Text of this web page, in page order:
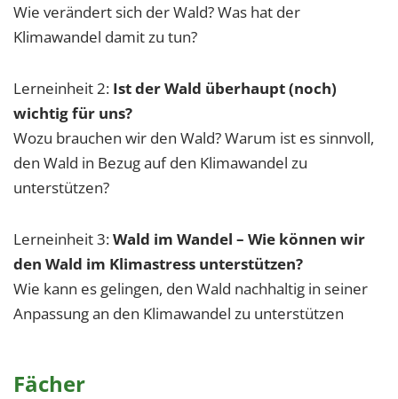
Wie verändert sich der Wald? Was hat der
Klimawandel damit zu tun?
Lerneinheit 2: Ist der Wald überhaupt (noch)
wichtig für uns?
Wozu brauchen wir den Wald? Warum ist es sinnvoll,
den Wald in Bezug auf den Klimawandel zu
unterstützen?
Lerneinheit 3:Wald im Wandel – Wie können wir
den Wald im Klimastress unterstützen?
Wie kann es gelingen, den Wald nachhaltig in seiner
Anpassung an den Klimawandel zu unterstützen
Fächer